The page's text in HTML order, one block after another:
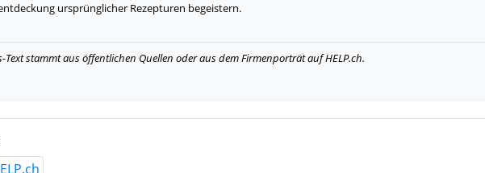
ursprünglicher Rezepturen begeistern.
Text stammt aus öffentlichen Quellen oder aus dem Firmenporträt auf HELP.ch.